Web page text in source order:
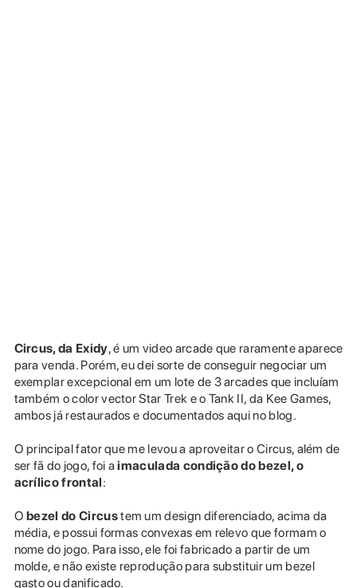
Circus, da Exidy, é um video arcade que raramente aparece
para venda. Porém, eu dei sorte de conseguir negociar um
exemplar excepcional em um lote de 3 arcades que incluíam
também o color vector Star Trek e o Tank II, da Kee Games,
ambos já restaurados e documentados aqui no blog.
O principal fator que me levou a aproveitar o Circus, além de
ser fã do jogo, foi aimaculada condição do bezel, o
acrílico frontal:
Obezel do Circustem um design diferenciado, acima da
média, e possui formas convexas em relevo que formam o
nome do jogo. Para isso, ele foi fabricado a partir de um
molde, e não existe reprodução para substituir um bezel
gasto ou danificado.